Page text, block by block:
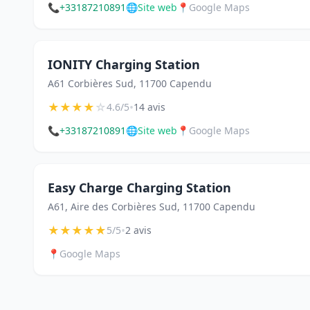
📞+33187210891 🌐Site web 📍 Google Maps
IONITY Charging Station
A61 Corbières Sud, 11700 Capendu
★★★★☆4.6/5•14 avis
📞+33187210891 🌐Site web 📍 Google Maps
Easy Charge Charging Station
A61, Aire des Corbières Sud, 11700 Capendu
★★★★★5/5•2 avis
📍 Google Maps